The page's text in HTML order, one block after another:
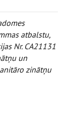
atbalstu,
Nr. CA21131
un
zinātņu